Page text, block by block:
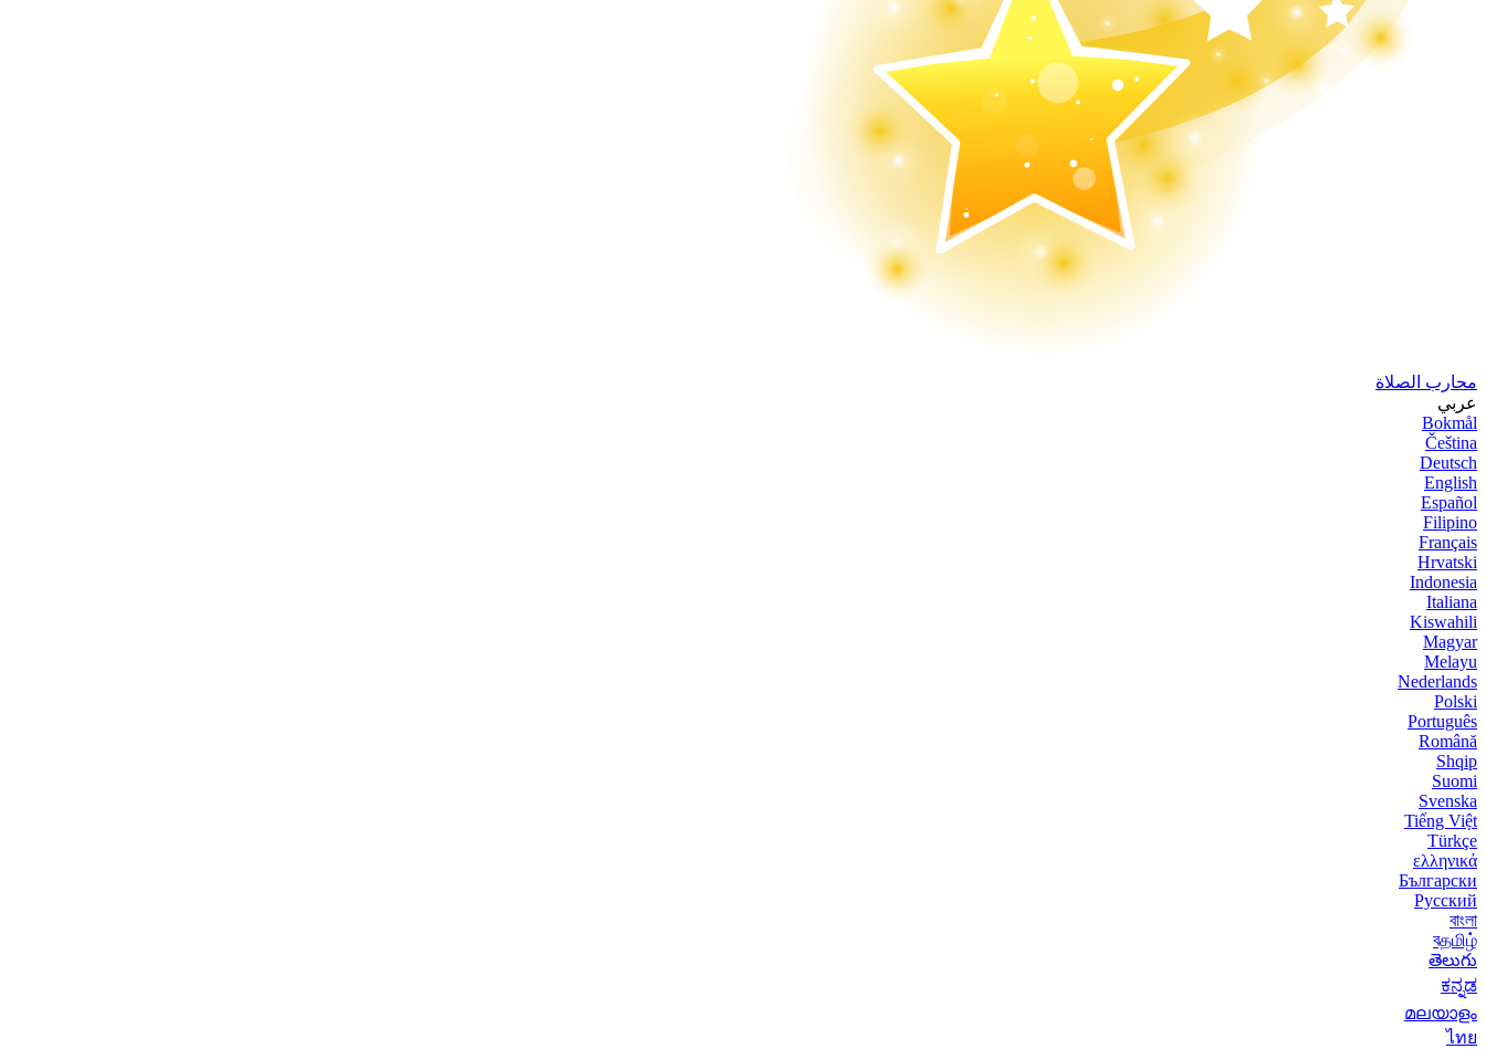
محارب الصلاة
عربي
Bokmål
Čeština
Deutsch
English
Español
Filipino
Français
Hrvatski
Indonesia
Italiana
Kiswahili
Magyar
Melayu
Nederlands
Polski
Português
Română
Shqip
Suomi
Svenska
Tiếng Việt
Türkçe
ελληνικά
Български
Русский
বাংলা
বதமிழ்
తెలుగు
ಕನ್ನಡ
മലയാളം
ไทย